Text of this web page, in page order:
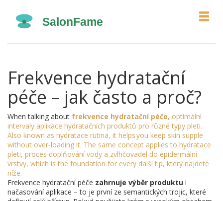
Frekvence hydratační
péče – jak často a proč?
When talking about frekvence hydratační péče, optimální
intervaly aplikace hydratačních produktů pro různé typy pleti.
Also known as hydratace rutina, it helps you keep skin supple
without over‑loading it. The same concept applies to hydratace
pleti, proces doplňování vody a zvlhčovadel do epidermální
vrstvy, which is the foundation for every další tip, který najdete
níže.
Frekvence hydratační péče zahrnuje výběr produktu i
načasování aplikace – to je první ze semantických trojic, které